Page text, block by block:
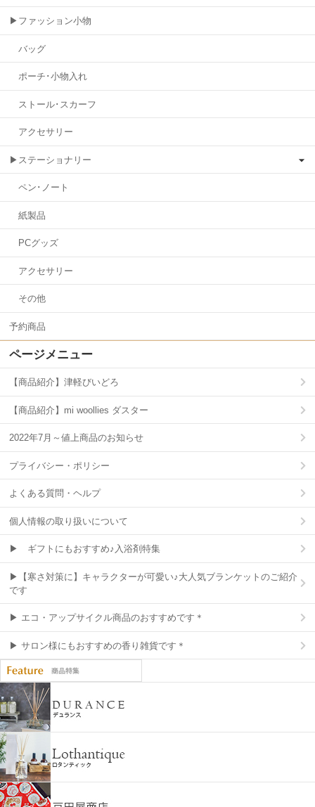
▶ファッション小物
バッグ
ポーチ･小物入れ
ストール･スカーフ
アクセサリー
▶ステーショナリー
ペン･ノート
紙製品
PCグッズ
アクセサリー
その他
予約商品
ページメニュー
【商品紹介】津軽びいどろ
【商品紹介】mi woollies ダスター
2022年7月～値上商品のお知らせ
プライバシー・ポリシー
よくある質問・ヘルプ
個人情報の取り扱いについて
▶ ギフトにもおすすめ♪入浴剤特集
▶【寒さ対策に】キャラクターが可愛い♪大人気ブランケットのご紹介
です
▶ エコ・アップサイクル商品のおすすめです＊
▶ サロン様にもおすすめの香り雑貨です＊